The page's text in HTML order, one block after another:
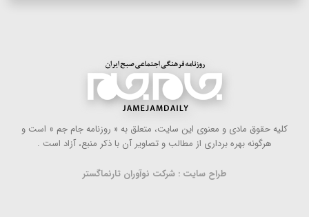
كلیه حقوق مادی و معنوی این سایت، متعلق به « روزنامه جام جم » است و
هرگونه بهره ‌برداری از مطالب و تصاویر آن با ذكر منبع، آزاد است .
طراح سایت : شرکت نوآوران تارنماگستر